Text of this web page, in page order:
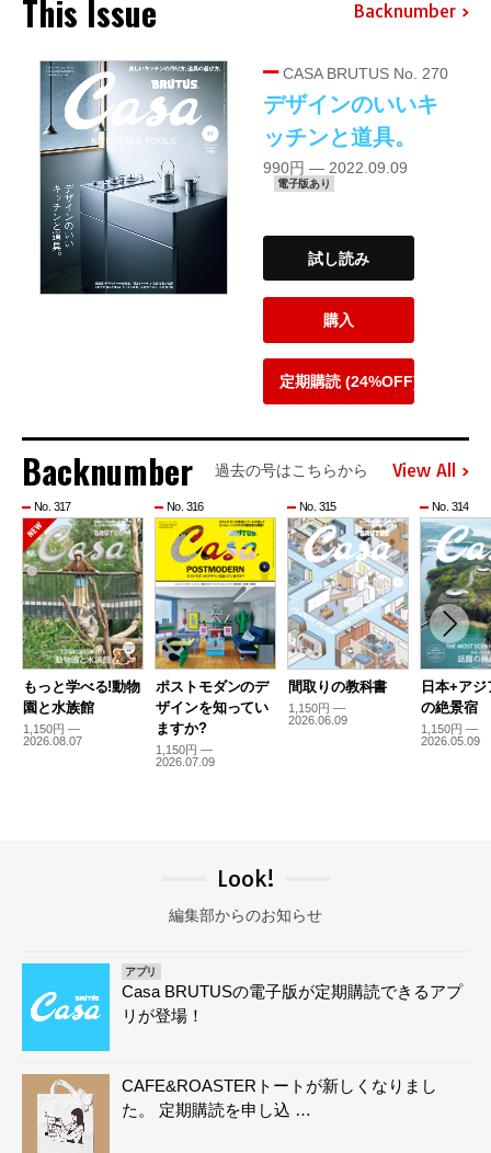
This Issue Backnumber
CASA BRUTUS No. 270
デザインのいいキ
ッチンと道具。
990円 — 2022.09.09
電子版あり
試し読み
購入
定期購読 (24%OFF)
Backnumber 過去の号はこちらから View All
No. 317
もっと学べる!動物
園と水族館
1,150円 —
2026.08.07
No. 316
ポストモダンのデ
ザインを知ってい
ますか?
1,150円 —
2026.07.09
No. 315
間取りの教科書
1,150円 —
2026.06.09
No. 314
日本+アジ
の絶景宿
1,150円 —
2026.05.09
Look!
編集部からのお知らせ
アプリ
Casa BRUTUSの電子版が定期購読できるアプ
リが登場！
CAFE&ROASTERトートが新しくなりまし
た。 定期購読を申し込 …